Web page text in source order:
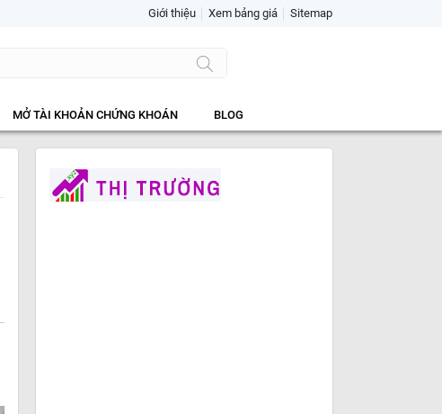
Giới thiệu Xem bảng giá Sitemap
MỞ TÀI KHOẢN CHỨNG KHOÁN BLOG